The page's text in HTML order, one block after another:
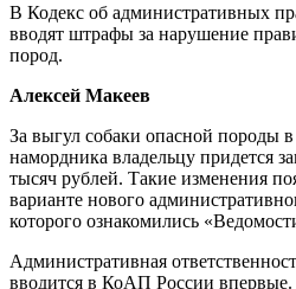
В Кодекс об административных
вводят штрафы за нарушение
пород.
Алексей Макеев
За выгул собаки опасной породы
намордника владельцу придется
тысяч рублей. Такие изменения
варианте нового
которого ознакомились
Административная
вводится в КоАП России